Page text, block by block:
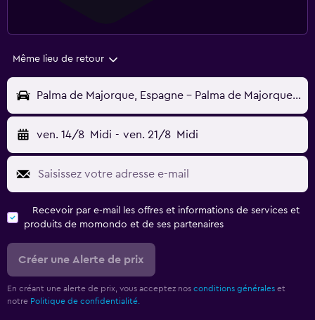
Même lieu de retour
Palma de Majorque, Espagne - Palma de Majorque (PMI)
ven. 14/8 Midi - ven. 21/8 Midi
Recevoir par e-mail les offres et informations de services et
produits de momondo et de ses partenaires
Créer une Alerte de prix
En créant une alerte de prix, vous acceptez nos conditions générales et
notre Politique de confidentialité.